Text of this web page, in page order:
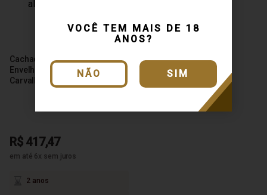
VOCÊ TEM MAIS DE 18
ANOS?
NÃO SIM
Cachaça Bento Albino
Envelhecida em Barris de
Carvalho 750ml
R$ 417,47
em até 6x sem juros
2 anos